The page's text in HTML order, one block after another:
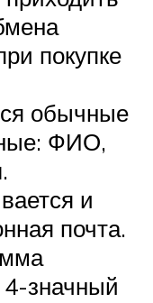
покупке
обычные
ФИО,
и
почта.
4-значный